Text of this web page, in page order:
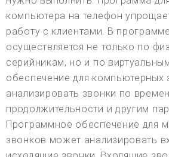
компьютера на телефон
работу с клиентами. В
осуществляется не только по
серийникам, но и по
обеспечение для компьютерных
анализировать звонки по
продолжительности и другим
Программное обеспечение для
звонков может анализировать